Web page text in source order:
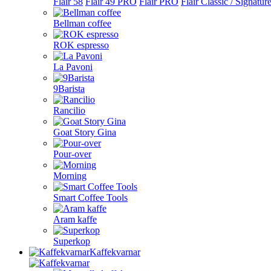
Bellman coffee
ROK espresso
La Pavoni
9Barista
Rancilio
Goat Story Gina
Pour-over
Morning
Smart Coffee Tools
Aram kaffe
Superkop
Kaffekvarnar